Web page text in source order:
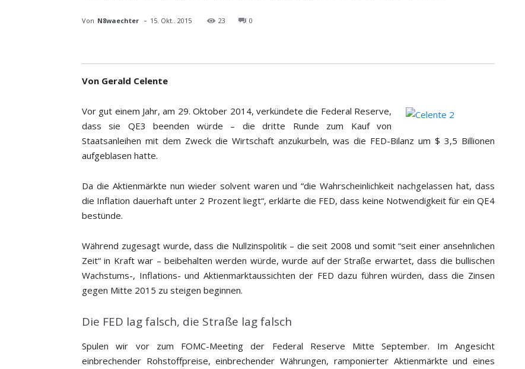
Von N8waechter - 15. Okt.. 2015 23 0
Von Gerald Celente
Vor gut einem Jahr, am 29. Oktober 2014, verkündete die Federal Reserve,
dass sie QE3 beenden würde – die dritte Runde zum Kauf von
Staatsanleihen mit dem Zweck die Wirtschaft anzukurbeln, was die FED-Bilanz um $ 3,5 Billionen
aufgeblasen hatte.
Da die Aktienmärkte nun wieder solvent waren und “die Wahrscheinlichkeit nachgelassen hat, dass
die Inflation dauerhaft unter 2 Prozent liegt“, erklärte die FED, dass keine Notwendigkeit für ein QE4
bestünde.
Während zugesagt wurde, dass die Nullzinspolitik – die seit 2008 und somit “seit einer ansehnlichen
Zeit“ in Kraft war – beibehalten werden würde, wurde auf der Straße erwartet, dass die bullischen
Wachstums-, Inflations- und Aktienmarktaussichten der FED dazu führen würden, dass die Zinsen
gegen Mitte 2015 zu steigen beginnen.
Die FED lag falsch, die Straße lag falsch
Spulen wir vor zum FOMC-Meeting der Federal Reserve Mitte September. Im Angesicht
einbrechender Rohstoffpreise, einbrechender Währungen, ramponierter Aktienmärkte und eines